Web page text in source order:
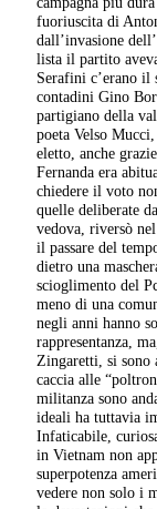
fuoriuscita di
dall’invasione
lista il partito
Serafini c’erano il
contadini Gino
partigiano della
poeta Velso
eletto, anche
Fernanda era
chiedere il voto
quelle deliberate
vedova, riversò
il passare del
dietro una
scioglimento del
meno di una
negli anni hanno
rappresentanza,
Zingaretti, si sono
caccia alle
militanza sono
ideali ha tuttavia
Infaticabile,
in Vietnam non
superpotenza
vedere non solo i